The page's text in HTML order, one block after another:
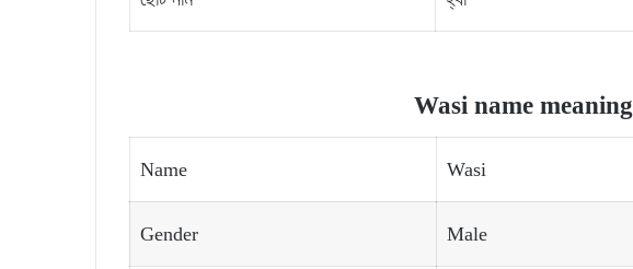
Wasi name meaning
Name Wasi
Gender Male